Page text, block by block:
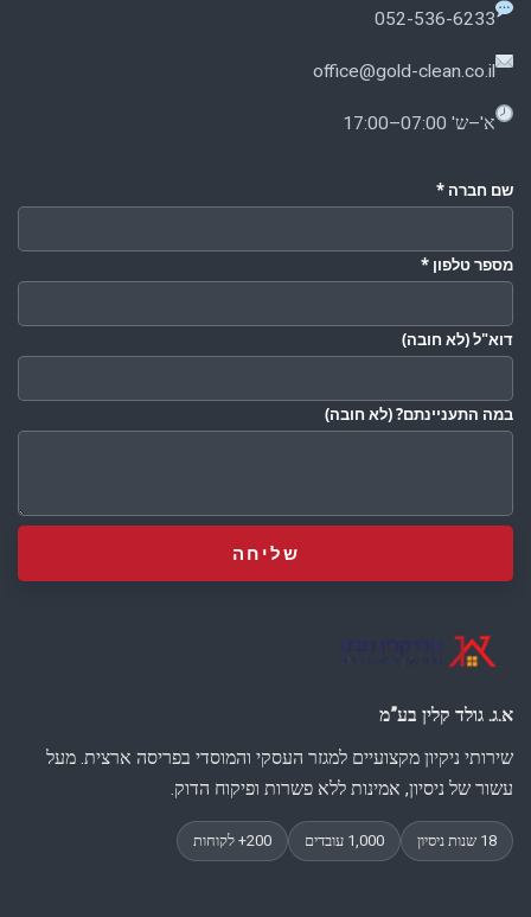
א.ג. גולד קלין בע”מ
שירותי ניקיון מקצועיים למגזר העסקי והמוסדי בפריסה ארצית. מעל
עשור של ניסיון, אמינות ללא פשרות ופיקוח הדוק.
052-536-6233
office@gold-clean.co.il
א'–ש' 07:00–17:00
שם חברה *
מספר טלפון *
דוא"ל(לא חובה)
במה התעניינתם?(לא חובה)